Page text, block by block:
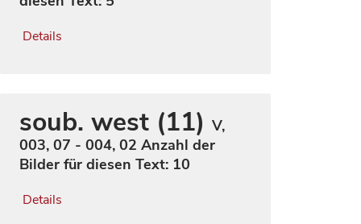
Details
soub. west (11) V,
003, 07 - 004, 02 Anzahl der
Bilder für diesen Text: 10
Details